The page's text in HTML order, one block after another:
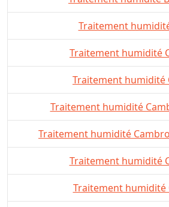
Traitement
Traitement humidité
Traitement humidité
Traitement humidité
Traitement humidité
Traitement humidité
Traitement humidité